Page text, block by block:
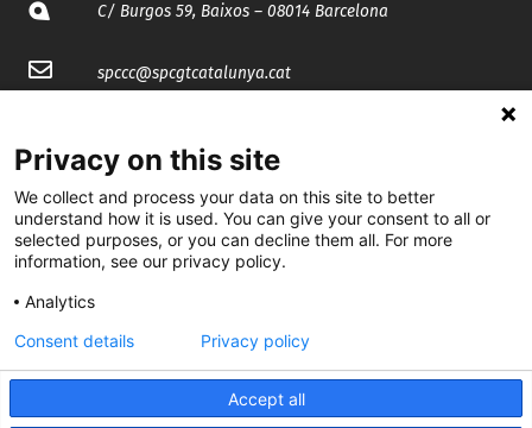
C/ Burgos 59, Baixos – 08014 Barcelona
spccc@spcgtcatalunya.cat
@CGTCatalunya
cgtcatalunya
cgtcatalunya
Privacy on this site
We collect and process your data on this site to better
understand how it is used. You can give your consent to all or
selected purposes, or you can decline them all. For more
information, see our privacy policy.
Analytics
Accept all
Consent details Privacy policy